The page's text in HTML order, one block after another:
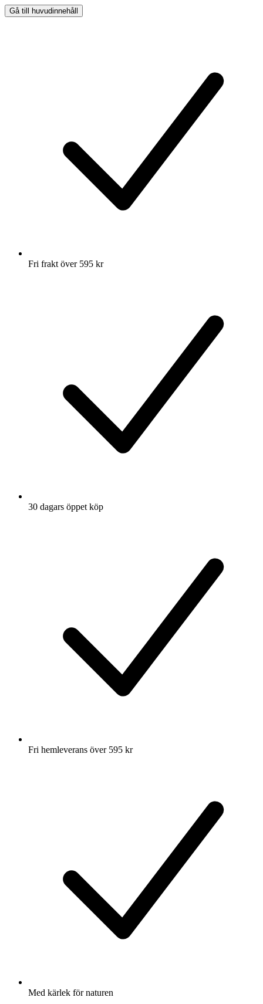
Gå till huvudinnehåll
Fri frakt över 595 kr
30 dagars öppet köp
Fri hemleverans över 595 kr
Med kärlek för naturen